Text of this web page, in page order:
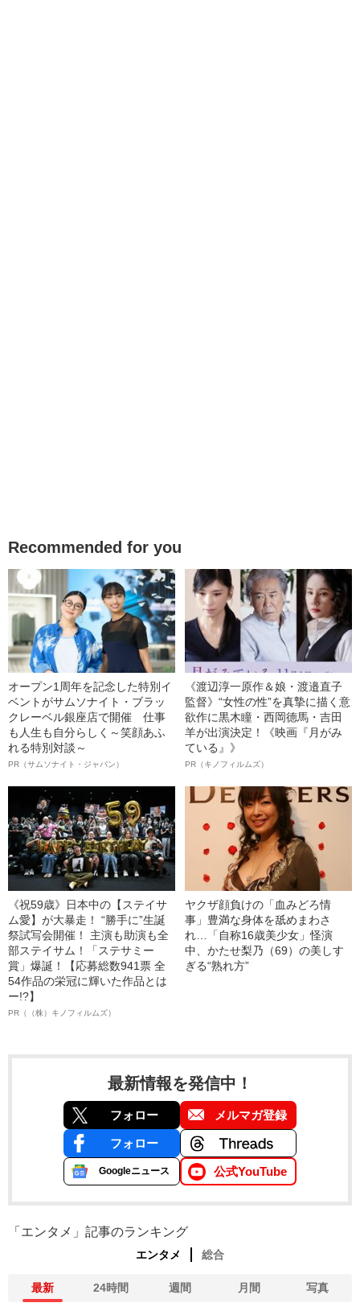
Recommended for you
オープン1周年を記念した特別イ
ベントがサムソナイト・ブラッ
クレーベル銀座店で開催 仕事
も人生も自分らしく～笑顔あふ
れる特別対談～
PR（サムソナイト・ジャパン）
《渡辺淳一原作＆娘・渡邉直子
監督》“女性の性”を真摯に描く意
欲作に黒木瞳・西岡德馬・吉田
羊が出演決定！《映画『月がみ
ている』》
PR（キノフィルムズ）
《祝59歳》日本中の【ステイサ
ム愛】が大暴走！ “勝手に”生誕
祭試写会開催！ 主演も助演も全
部ステイサム！「ステサミー
賞」爆誕！【応募総数941票 全
54作品の栄冠に輝いた作品とは
ー!?】
PR（（株）キノフィルムズ）
ヤクザ顔負けの「血みどろ情
事」豊満な身体を舐めまわさ
れ…「自称16歳美少女」怪演
中、かたせ梨乃（69）の美しす
ぎる“熟れ方”
最新情報を発信中！
フォロー メルマガ登録
フォロー
Googleニュース 公式YouTube
「エンタメ」記事のランキング
エンタメ 総合
最新 24時間 週間 月間 写真